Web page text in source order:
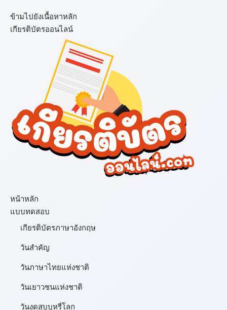
ข้ามไปยังเนื้อหาหลัก
เกียรติบัตรออนไลน์
หน้าหลัก
แบบทดสอบ
เกียรติบัตรภาษาอังกฤษ
วันสำคัญ
วันภาษาไทยแห่งชาติ
วันเยาวชนแห่งชาติ
วันงดสูบบุหรี่โลก